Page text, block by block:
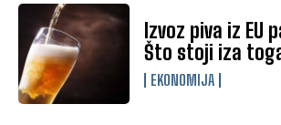
Izvoz piva iz EU
Što stoji iza
EKONOMIJA